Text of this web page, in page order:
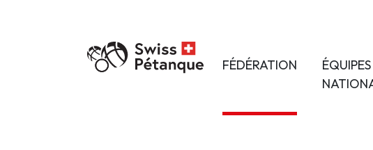
FÉDÉRATION
ÉQUIPES